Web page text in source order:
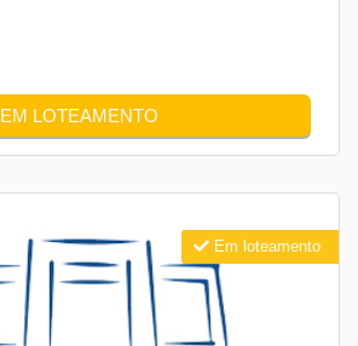
EM LOTEAMENTO
Em loteamento